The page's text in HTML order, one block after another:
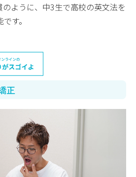
のように、中3生で高校の英文法を
す。
正